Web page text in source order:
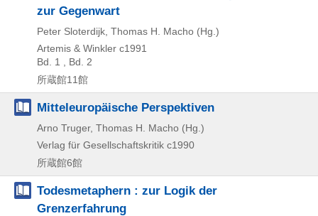
zur Gegenwart
Peter Sloterdijk, Thomas H. Macho (Hg.)
Artemis & Winkler c1991
Bd. 1 , Bd. 2
所蔵館11館
Mitteleuropäische Perspektiven
Arno Truger, Thomas H. Macho (Hg.)
Verlag für Gesellschaftskritik c1990
所蔵館6館
Todesmetaphern : zur Logik der
Grenzerfahrung